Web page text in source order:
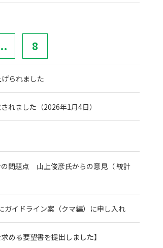
8
られました
れました（2026年1月4日）
問題点 山上俊彦氏からの意見（ 統計
イドライン案（クマ編）に申し入れ
める要望書を提出しました】